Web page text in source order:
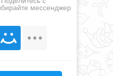
мессенджер